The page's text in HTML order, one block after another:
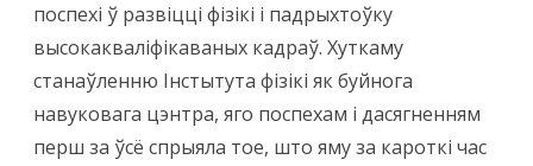
поспехі ў развіцці фізікі і падрыхтоўку
высокакваліфікаваных кадраў. Хуткаму
станаўленню Інстытута фізікі як буйнога
навуковага цэнтра, яго поспехам і дасягненням
перш за ўсё спрыяла тое, што яму за кароткі час